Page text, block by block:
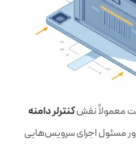
معمولاً نقشکنترلر دامنه
مسئول اجرای سرویس‌هایی